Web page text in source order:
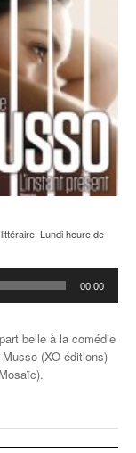
Lundi heure de
00:00
belle à la comédie
(XO éditions)